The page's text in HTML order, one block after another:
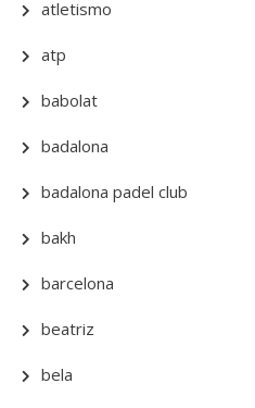
atletismo
atp
babolat
badalona
badalona padel club
bakh
barcelona
beatriz
bela